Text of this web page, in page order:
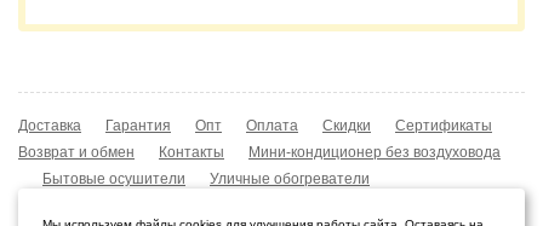
Доставка Гарантия Опт Оплата Скидки
Сертификаты
Возврат и обмен
Контакты
Мини-кондиционер без воздуховода
Бытовые осушители
Уличные обогреватели